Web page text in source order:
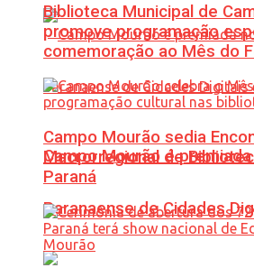
Campo Mourão é
Paranaense de Cidades
Biblioteca Municipal de
promove programação
comemoração ao Mês do
Campo Mourão sedia
Macrorregional de
Paraná